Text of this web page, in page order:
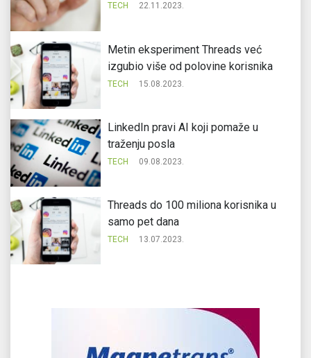
TECH 22.11.2023.
Metin eksperiment Threads već
izgubio više od polovine korisnika
TECH 15.08.2023.
LinkedIn pravi AI koji pomaže u
traženju posla
TECH 09.08.2023.
Threads do 100 miliona korisnika u
samo pet dana
TECH 13.07.2023.